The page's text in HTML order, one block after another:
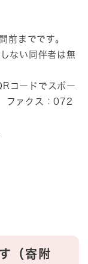
前までです。
ない同伴者は無
コードでスポー
ァクス：072
（寄附